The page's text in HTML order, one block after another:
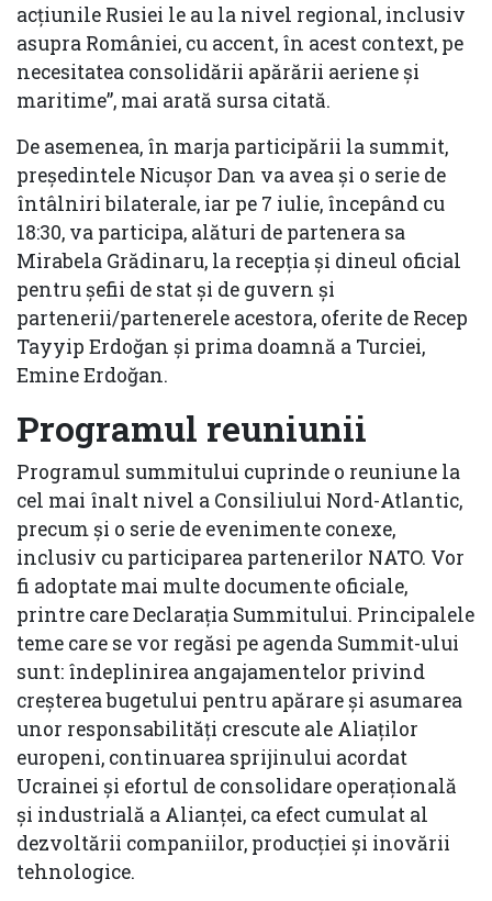
acțiunile Rusiei le au la nivel regional, inclusiv
asupra României, cu accent, în acest context, pe
necesitatea consolidării apărării aeriene și
maritime”, mai arată sursa citată.
De asemenea, în marja participării la summit,
președintele Nicușor Dan va avea și o serie de
întâlniri bilaterale, iar pe 7 iulie, începând cu
18:30, va participa, alături de partenera sa
Mirabela Grădinaru, la recepția și dineul oficial
pentru șefii de stat și de guvern și
partenerii/partenerele acestora, oferite de Recep
Tayyip Erdoğan și prima doamnă a Turciei,
Emine Erdoğan.
Programul reuniunii
Programul summitului cuprinde o reuniune la
cel mai înalt nivel a Consiliului Nord-Atlantic,
precum și o serie de evenimente conexe,
inclusiv cu participarea partenerilor NATO. Vor
fi adoptate mai multe documente oficiale,
printre care Declarația Summitului. Principalele
teme care se vor regăsi pe agenda Summit-ului
sunt: îndeplinirea angajamentelor privind
creșterea bugetului pentru apărare și asumarea
unor responsabilități crescute ale Aliaților
europeni, continuarea sprijinului acordat
Ucrainei și efortul de consolidare operațională
și industrială a Alianței, ca efect cumulat al
dezvoltării companiilor, producției și inovării
tehnologice.